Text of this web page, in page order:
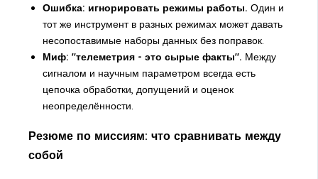
Ошибка: игнорировать режимы работы. Один и
тот же инструмент в разных режимах может давать
несопоставимые наборы данных без поправок.
Миф: "телеметрия - это сырые факты". Между
сигналом и научным параметром всегда есть
цепочка обработки, допущений и оценок
неопределённости.
Резюме по миссиям: что сравнивать между
собой